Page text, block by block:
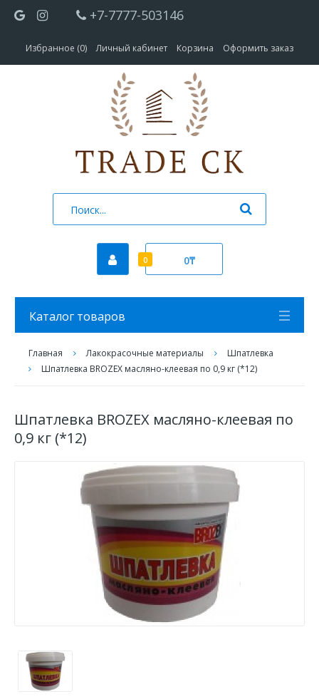
+7-7777-503146
Избранное (0) Личный кабинет Корзина Оформить заказ
0 0₸
Каталог товаров
Главная Лакокрасочные материалы
Шпатлевка
Шпатлевка BROZEX масляно-клеевая по 0,9 кг (*12)
Шпатлевка BROZEX масляно-клеевая по
0,9 кг (*12)